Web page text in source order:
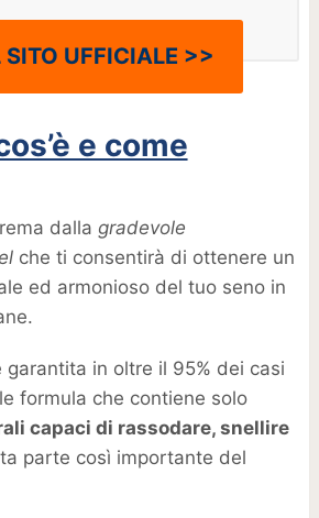
SITO UFFICIALE >>
e come
dalla gradevole
che ti consentirà di ottenere un
ed armonioso del tuo seno in
garantita in oltre il 95% dei casi
formula che contiene solo
capaci di rassodare, snellire
parte così importante del